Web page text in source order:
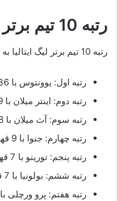
رتبه 10 تیم برتر لیگ ایتالیا در سری آ
رتبه 10 تیم برتر لیگ ایتالیا به شکل زیر می باشد.
رتبه اول: یوونتوس با 36 قهرمانی و 21 نایب قهرمانی
رتبه دوم: اینتر میلان با 19 قهرمانی و 15 نایب قهرمانی
رتبه سوم: آث میلان با 18 قهرمانی و 16 نایب قهرمانی
رتبه چهارم: جنوا با 9 قهرمانی و 4 نایب قهرمانی
رتبه پنجم: تورینو با 7 قهرمانی و 7 نایب قهرمانی
رتبه ششم: بولونیا با 7 قهرمانی و 4 نایب قهرمانی
رتبه هفتم: پرو ورچلی با 7 قهرمانی و 1 نایب قهرمانی